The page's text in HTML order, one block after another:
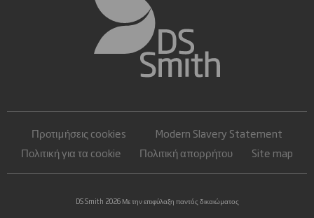
Προτιμήσεις cookies
Modern Slavery Statement
Πολιτική για τα cookie
Πολιτική απορρήτου Site map
DS Smith 2026 Με την επιφύλαξη παντός δικαιώματος